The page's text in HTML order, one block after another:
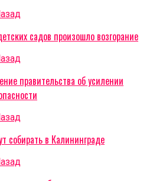
садов произошло возгорание
правительства об усилении
собирать в Калининграде